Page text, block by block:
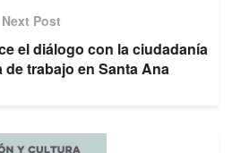
Next Post
el diálogo con la ciudadanía
trabajo en Santa Ana